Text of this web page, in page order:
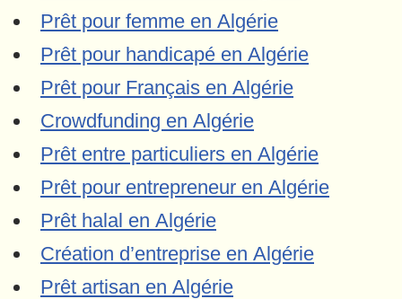
Prêt pour femme en Algérie
Prêt pour handicapé en Algérie
Prêt pour Français en Algérie
Crowdfunding en Algérie
Prêt entre particuliers en Algérie
Prêt pour entrepreneur en Algérie
Prêt halal en Algérie
Création d’entreprise en Algérie
Prêt artisan en Algérie